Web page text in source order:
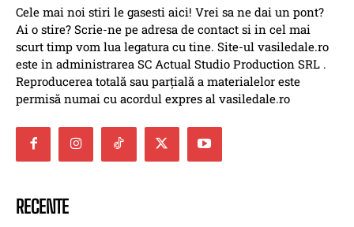
Cele mai noi stiri le gasesti aici! Vrei sa ne dai un pont?
Ai o stire? Scrie-ne pe adresa de contact si in cel mai
scurt timp vom lua legatura cu tine. Site-ul vasiledale.ro
este in administrarea SC Actual Studio Production SRL .
Reproducerea totală sau parțială a materialelor este
permisă numai cu acordul expres al vasiledale.ro
RECENTE